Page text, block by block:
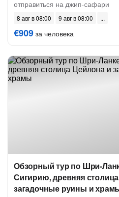
отправиться на джип-сафари
8 авг в 08:00 9 авг в 08:00
€909 за человека
Обзорный тур по Шри-
Сигирию, древняя
загадочные руины и